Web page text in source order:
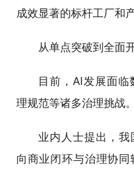
成效显著的标杆工厂和
从单点突破到全面
目前，AI发展面
理规范等诸多治理挑战。
业内人士提出，
向商业闭环与治理协